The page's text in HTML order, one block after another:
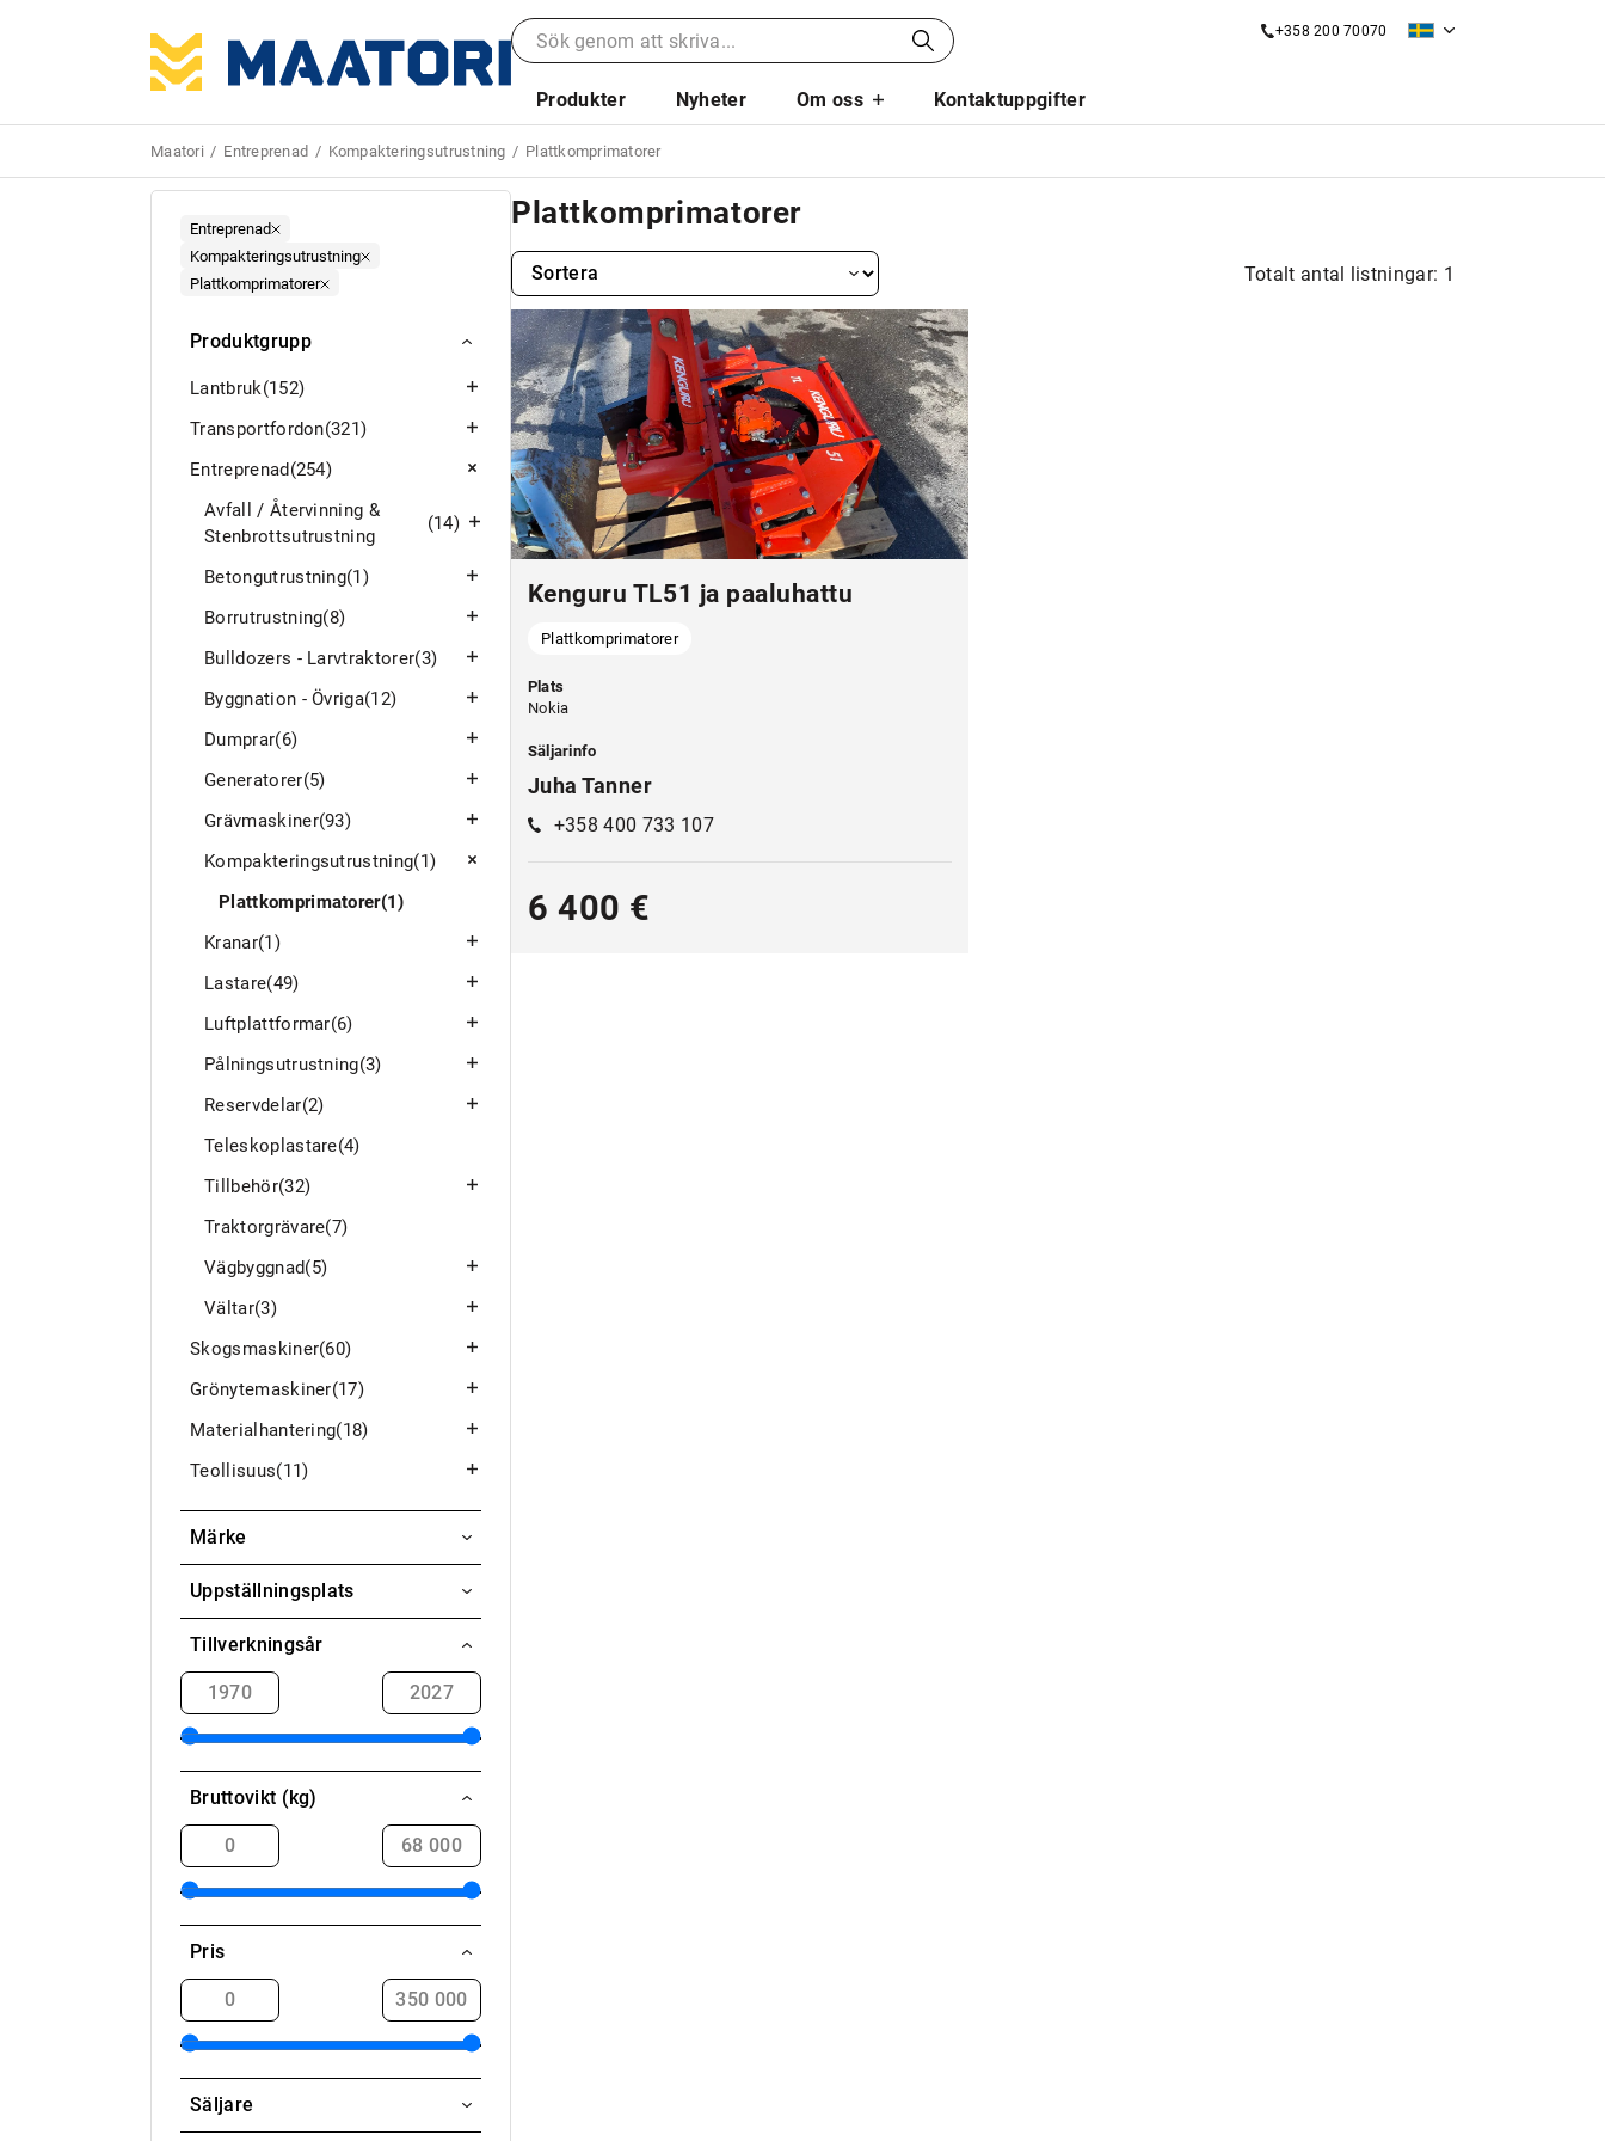
+358 200 70070
Produkter Nyheter Om oss Kontaktuppgifter
Maatori Entreprenad Kompakteringsutrustning Plattkomprimatorer
Entreprenad
Kompakteringsutrustning
Plattkomprimatorer
Produktgrupp
Lantbruk(152)
Transportfordon(321)
Entreprenad (254)
Avfall / Återvinning &
Stenbrottsutrustning
(14)
Betongutrustning(1)
Borrutrustning(8)
Bulldozers - Larvtraktorer(3)
Byggnation - Övriga(12)
Dumprar(6)
Generatorer(5)
Grävmaskiner(93)
Kompakteringsutrustning(1)
Plattkomprimatorer(1)
Kranar(1)
Lastare(49)
Luftplattformar(6)
Pålningsutrustning(3)
Reservdelar(2)
Teleskoplastare(4)
Tillbehör(32)
Traktorgrävare(7)
Vägbyggnad(5)
Vältar(3)
Skogsmaskiner(60)
Grönytemaskiner(17)
Materialhantering(18)
Teollisuus(11)
Märke
Dynapac
Wacker Neuson
KENGURU
Kenguru
Uppställningsplats
Aavasaksa / Ylitornio
Akaa
Alahärmä
Alavieska
Alavus
Elimäki
Eno
Enontekiö
Espoo
Eurajoki
Tillverkningsår
Bruttovikt (kg)
Pris
Säljare
Plattkomprimatorer
Totalt antal listningar: 1
Kenguru TL51 ja paaluhattu
Plattkomprimatorer
Plats
Nokia
Säljarinfo
Juha Tanner
+358 400 733 107
6 400 €